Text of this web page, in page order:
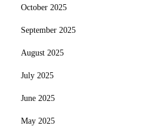
October 2025
September 2025
August 2025
July 2025
June 2025
May 2025